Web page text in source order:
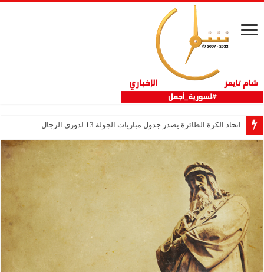
اتحاد الكرة الطائرة يصدر جدول مباريات الجولة 13 لدوري ‏الرجال‎ ‎